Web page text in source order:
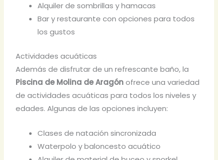
Alquiler de sombrillas y hamacas
Bar y restaurante con opciones para todos
los gustos
Actividades acuáticas
Además de disfrutar de un refrescante baño, la
Piscina de Molina de Aragónofrece una variedad
de actividades acuáticas para todos los niveles y
edades. Algunas de las opciones incluyen:
Clases de natación sincronizada
Waterpolo y baloncesto acuático